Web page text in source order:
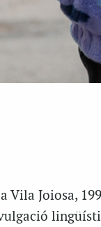
Vila Joiosa,